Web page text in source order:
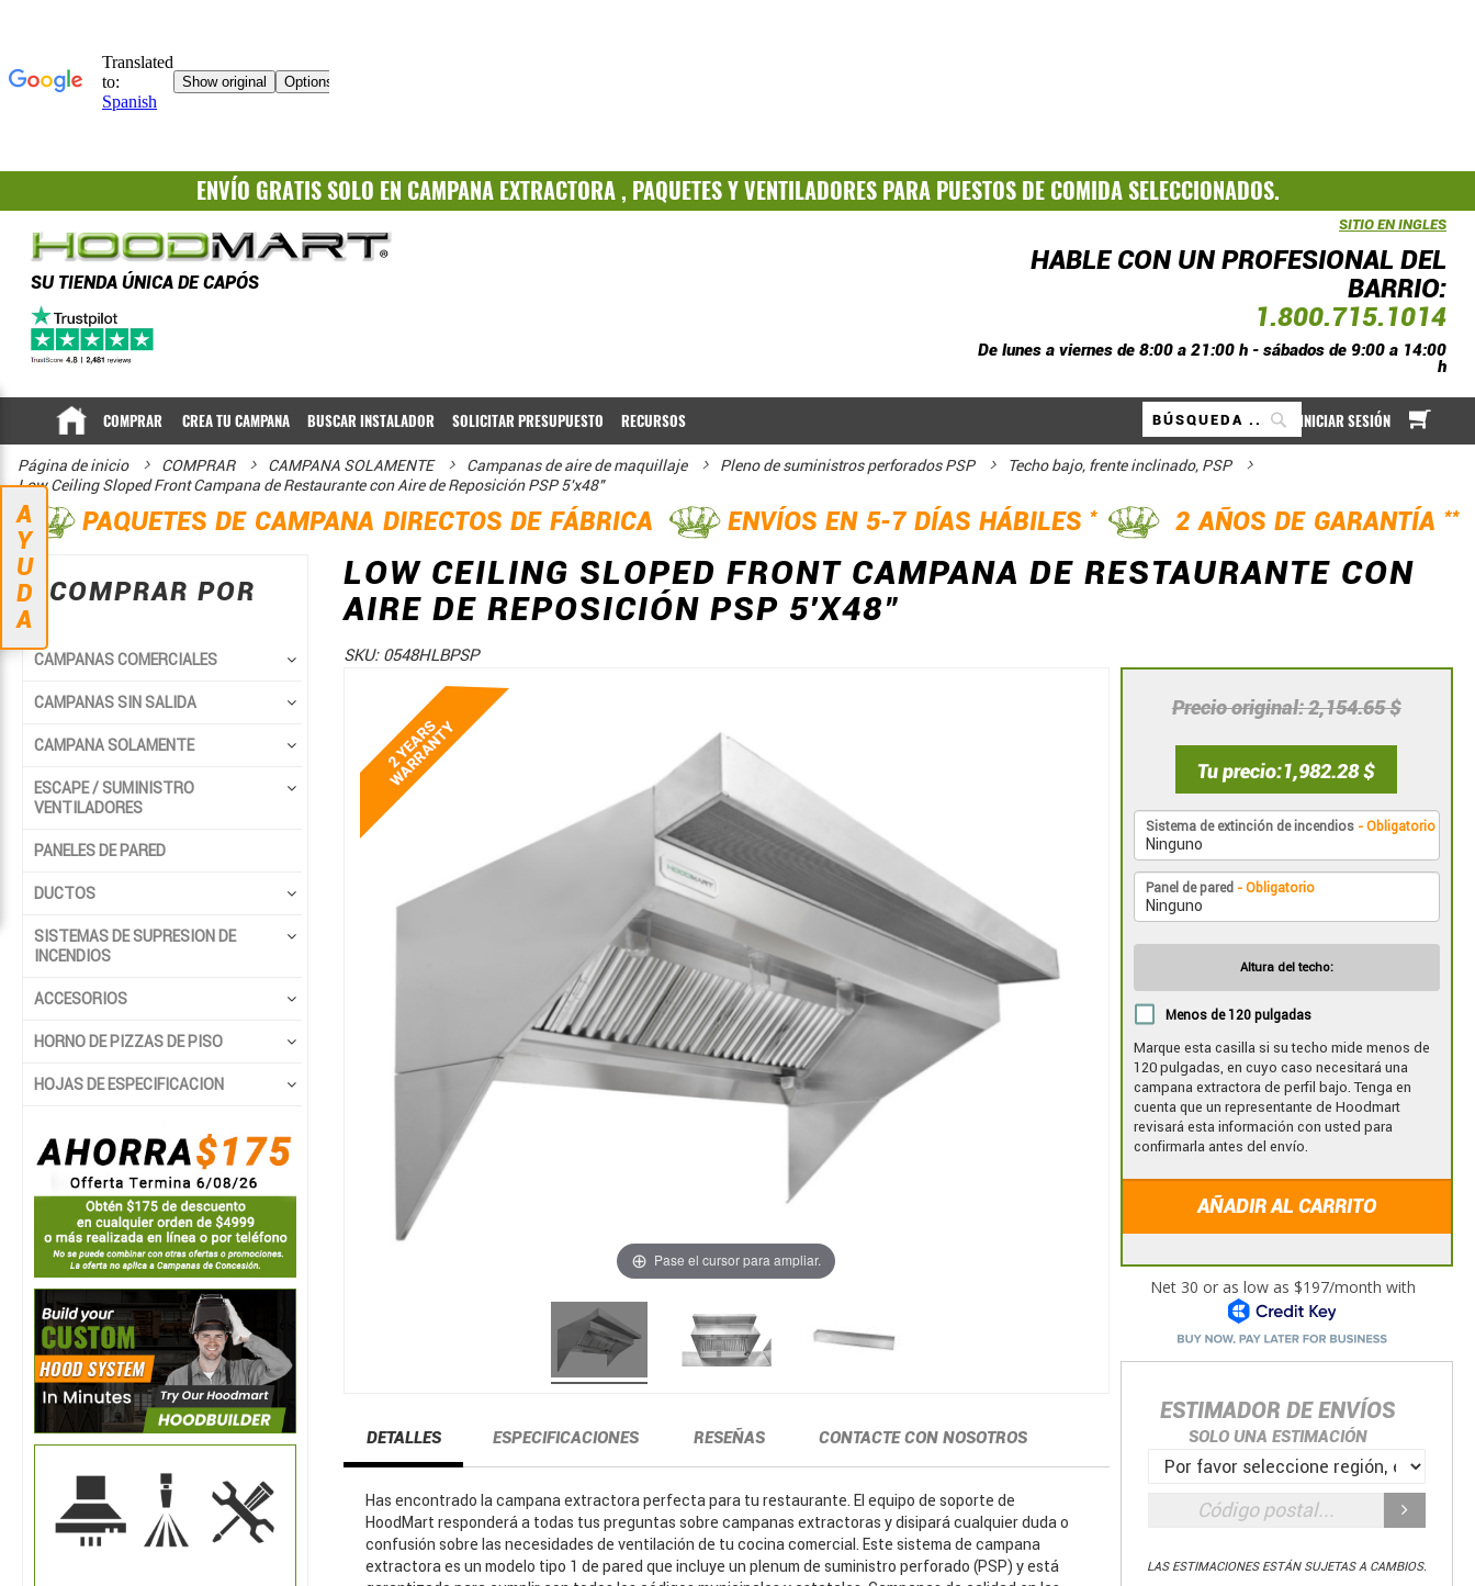
ENVÍO GRATISSOLO EN CAMPANAEXTRACTORA , PAQUETESYVENTILADORES PARA PUESTOS DE COMIDA SELECCIONADOS.
SU TIENDA ÚNICA DE CAPÓS
SITIO EN INGLES
HABLE CON UN PROFESIONAL DEL
BARRIO:
1.800.715.1014
De lunes a viernes de 8:00 a 21:00 h - sábados de 9:00 a 14:00
h
Buscar
A mi
COMPRAR CREA TU CAMPANA BUSCAR INSTALADOR SOLICITAR PRESUPUESTO RECURSOS INICIAR SESIÓN
Página de inicio COMPRAR CAMPANA SOLAMENTE Campanas de aire de maquillaje Pleno de suministros perforados PSP
Techo bajo, frente inclinado, PSP
Low Ceiling Sloped Front Campana de Restaurante con Aire de Reposición PSP 5'x48"
PAQUETES DE CAMPANA DIRECTOS DE FÁBRICA ENVÍOS EN 5-7 DÍAS HÁBILES * 2 AÑOS DE GARANTÍA **
LOW CEILING SLOPED FRONT CAMPANA DE RESTAURANTE CON
AIRE DE REPOSICIÓN PSP 5'X48"
SKU: 0548HLBPSP
Precio original 2,154.65 $
Tu precio 1,982.28 $
Sistema de extinción de incendios - Obligatorio
Panel de pared - Obligatorio
Altura del techo:
Menos de 120 pulgadas
Marque esta casilla si su techo mide menos de
120 pulgadas, en cuyo caso necesitará una
campana extractora de perfil bajo. Tenga en
cuenta que un representante de Hoodmart
revisará esta información con usted para
confirmarla antes del envío.
AÑADIR AL CARRITO
ESTIMADOR DE ENVÍOS
SOLO UNA ESTIMACIÓN
LAS ESTIMACIONES ESTÁN SUJETAS A CAMBIOS.
de
galería
de
comienzo
de
galería
de
Pase el cursor para ampliar.
DETALLES
Has encontrado la campana extractora perfecta para tu restaurante. El equipo de soporte de
HoodMart responderá a todas tus preguntas sobre campanas extractoras y disipará cualquier duda o
confusión sobre las necesidades de ventilación de tu cocina comercial. Este sistema de campana
extractora es un modelo tipo 1 de pared que incluye un plenum de suministro perforado (PSP) y está
ESPECIFICACIONES RESEÑAS CONTACTE CON NOSOTROS
COMPRAR POR
CAMPANAS COMERCIALES
CAMPANAS SIN SALIDA
CAMPANA SOLAMENTE
ESCAPE / SUMINISTRO
VENTILADORES
PANELES DE PARED
DUCTOS
SISTEMAS DE SUPRESION DE
INCENDIOS
ACCESORIOS
HORNO DE PIZZAS DE PISO
HOJAS DE ESPECIFICACION
A
Y
U
D
A